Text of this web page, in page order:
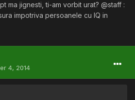
ma jignesti, ti-am vorbit urat? @staff :
impotriva persoanele cu IQ in
4, 2014